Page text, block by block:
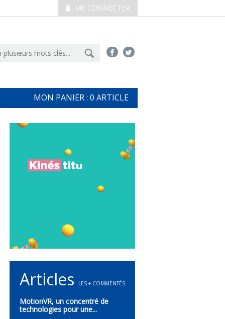
ME CONNECTER
MON PANIER : 0 ARTICLE
Articles LES + COMMENTÉS
MotionVR, un concentré de
technologies pour une...